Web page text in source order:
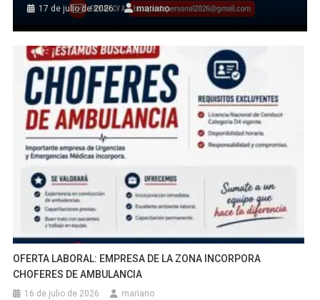
17 de julio de 2026 mariano
OFERTA LABORAL: EMPRESA DE LA ZONA INCORPORA
CHOFERES DE AMBULANCIA
16 de julio de 2026 mariano